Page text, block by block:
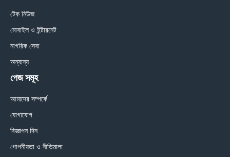
টেক নিউজ
মোবাইল ও ইন্টারনেট
নাগরিক সেবা
অন্যান্য
পেজ সমূহ
আমাদের সম্পর্কে
যোগাযোগ
বিজ্ঞাপন দিন
গোপনীয়তা ও নীতিমালা